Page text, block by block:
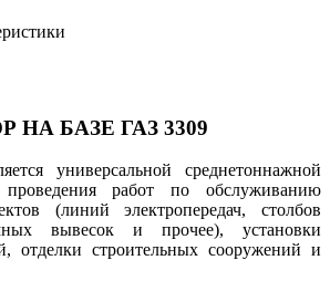
БАЗЕ ГАЗ 3309
универсальной среднетоннажной
проведения работ по обслуживанию
(линий электропередач, столбов
вывесок и прочее), установки
отделки строительных сооружений и